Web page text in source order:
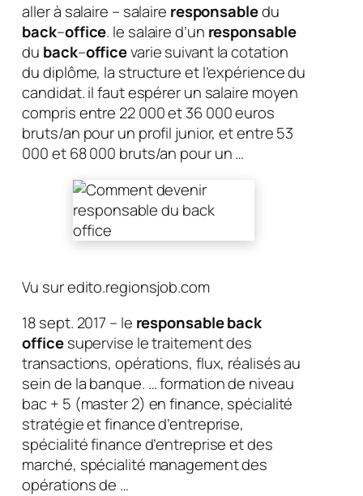
aller à salaire – salaire responsabledu
back–office. le salaire d’un responsable
du back–officevarie suivant la cotation
du diplôme, la structure et l’expérience du
candidat. il faut espérer un salaire moyen
compris entre 22 000 et 36 000 euros
bruts/an pour un profil junior, et entre 53
000 et 68 000 bruts/an pour un …
Vu sur edito.regionsjob.com
18 sept. 2017 – le responsable back
officesupervise le traitement des
transactions, opérations, flux, réalisés au
sein de la banque. … formation de niveau
bac + 5 (master 2) en finance, spécialité
stratégie et finance d’entreprise,
spécialité finance d’entreprise et des
marché, spécialité management des
opérations de …